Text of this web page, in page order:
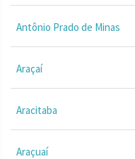
Antônio Prado de Minas
Araçaí
Aracitaba
Araçuaí